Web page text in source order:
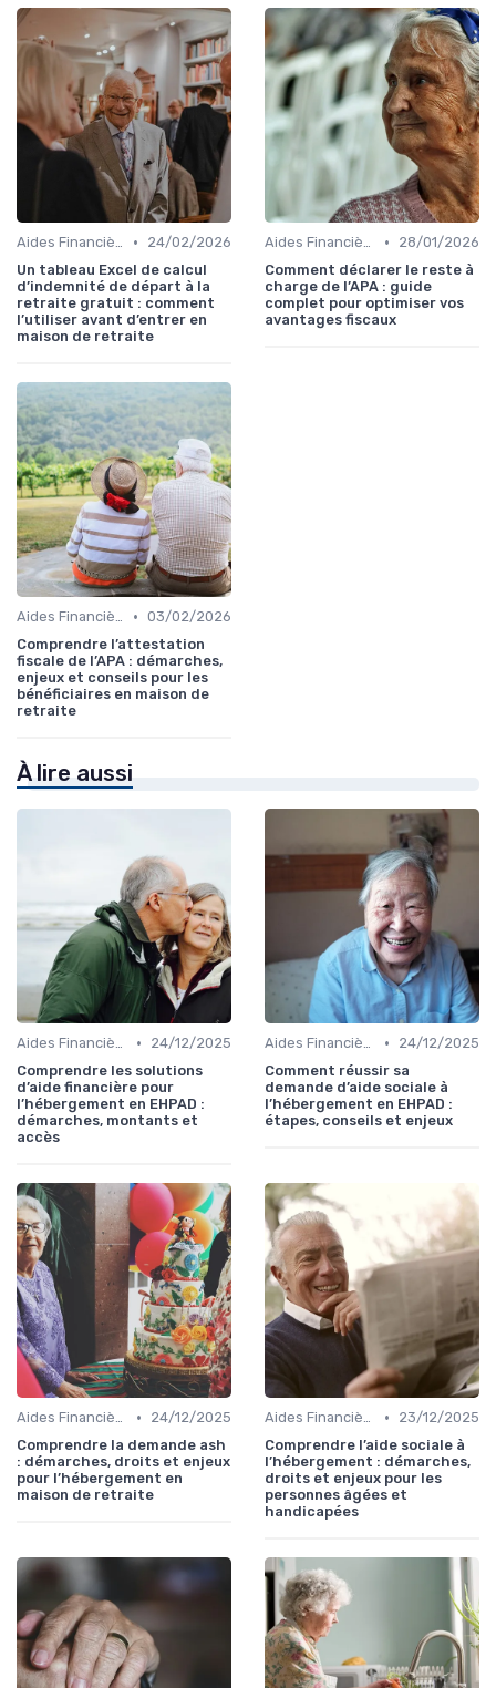
Aides Financières et Subventions •
24/02/2026
Un tableau Excel de calcul
d’indemnité de départ à la
retraite gratuit : comment
l’utiliser avant d’entrer en
maison de retraite
Aides Financières et Subventions •
28/01/2026
Comment déclarer le reste à
charge de l’APA : guide
complet pour optimiser vos
avantages fiscaux
Aides Financières et Subventions • 03/02/2026
Comprendre l’attestation
fiscale de l’APA : démarches,
enjeux et conseils pour les
bénéficiaires en maison de
retraite
À lire aussi
Aides Financières et Subventions •
24/12/2025
Comprendre les solutions
d’aide financière pour
l’hébergement en EHPAD :
démarches, montants et
accès
Aides Financières et Subventions •
24/12/2025
Comment réussir sa
demande d’aide sociale à
l’hébergement en EHPAD :
étapes, conseils et enjeux
Aides Financières et Subventions •
24/12/2025
Comprendre la demande ash
: démarches, droits et enjeux
pour l’hébergement en
maison de retraite
Aides Financières et Subventions •
23/12/2025
Comprendre l’aide sociale à
l’hébergement : démarches,
droits et enjeux pour les
personnes âgées et
handicapées